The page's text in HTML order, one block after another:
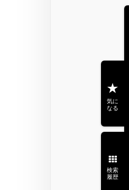
気に
なる
検索
履歴